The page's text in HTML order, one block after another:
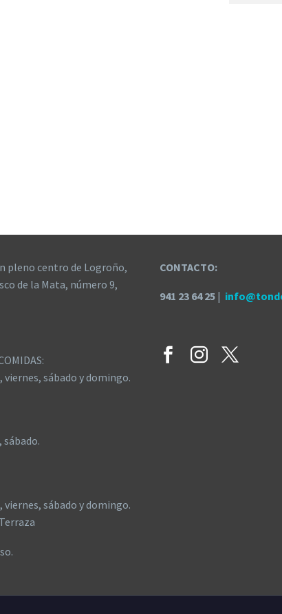
pleno centro de Logroño,
de la Mata, número 9,
sábado y domingo.
sábado.
sábado y domingo.
CONTACTO:
941 23 64 25 |